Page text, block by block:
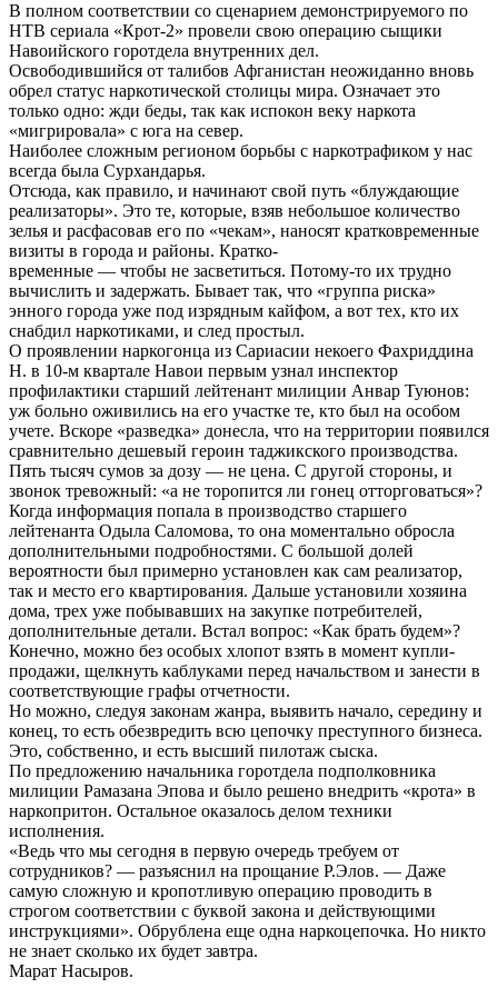
В полном соответствии со сценарием демонстрируемого по
НТВ сериала «Крот-2» провели свою операцию сыщики
Навоийского горотдела внутренних дел.
Освободившийся от талибов Афганистан неожиданно вновь
обрел статус наркотической столицы мира. Означает это
только одно: жди беды, так как испокон веку наркота
«мигрировала» с юга на север.
Наиболее сложным регионом борьбы с наркотрафиком у нас
всегда была Сурхандарья.
Отсюда, как правило, и начинают свой путь «блуждающие
реализаторы». Это те, которые, взяв небольшое количество
зелья и расфасовав его по «чекам», наносят кратковременные
визиты в города и районы. Кратко-
временные — чтобы не засветиться. Потому-то их трудно
вычислить и задержать. Бывает так, что «группа риска»
энного города уже под изрядным кайфом, а вот тех, кто их
снабдил наркотиками, и след простыл.
О проявлении наркогонца из Сариасии некоего Фахриддина
Н. в 10-м квартале Навои первым узнал инспектор
профилактики старший лейтенант милиции Анвар Туюнов:
уж больно оживились на его участке те, кто был на особом
учете. Вскоре «разведка» донесла, что на территории появился
сравнительно дешевый героин таджикского производства.
Пять тысяч сумов за дозу — не цена. С другой стороны, и
звонок тревожный: «а не торопится ли гонец отторговаться»?
Когда информация попала в производство старшего
лейтенанта Одыла Саломова, то она моментально обросла
дополнительными подробностями. С большой долей
вероятности был примерно установлен как сам реализатор,
так и место его квартирования. Дальше установили хозяина
дома, трех уже побывавших на закупке потребителей,
дополнительные детали. Встал вопрос: «Как брать будем»?
Конечно, можно без особых хлопот взять в момент купли-
продажи, щелкнуть каблуками перед начальством и занести в
соответствующие графы отчетности.
Но можно, следуя законам жанра, выявить начало, середину и
конец, то есть обезвредить всю цепочку преступного бизнеса.
Это, собственно, и есть высший пилотаж сыска.
По предложению начальника горотдела подполковника
милиции Рамазана Эпова и было решено внедрить «крота» в
наркопритон. Остальное оказалось делом техники
исполнения.
«Ведь что мы сегодня в первую очередь требуем от
сотрудников? — разъяснил на прощание Р.Элов. — Даже
самую сложную и кропотливую операцию проводить в
строгом соответствии с буквой закона и действующими
инструкциями». Обрублена еще одна наркоцепочка. Но никто
не знает сколько их будет завтра.
Марат Насыров.